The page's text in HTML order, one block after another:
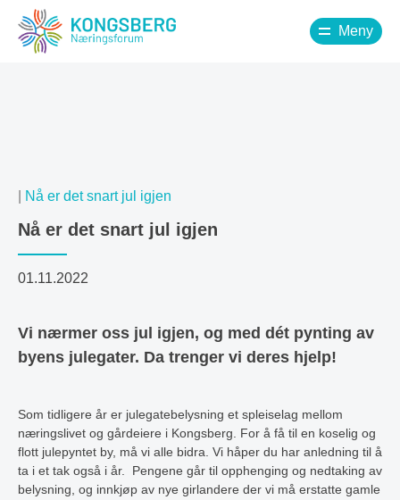
Meny
Nå er det snart jul igjen
Nå er det snart jul igjen
01.11.2022
Vi nærmer oss jul igjen, og med dét pynting av
byens julegater. Da trenger vi deres hjelp!
Som tidligere år er julegatebelysning et spleiselag mellom
næringslivet og gårdeiere i Kongsberg. For å få til en koselig og
flott julepyntet by, må vi alle bidra. Vi håper du har anledning til å
ta i et tak også i år. Pengene går til opphenging og nedtaking av
belysning, og innkjøp av nye girlandere der vi må erstatte gamle